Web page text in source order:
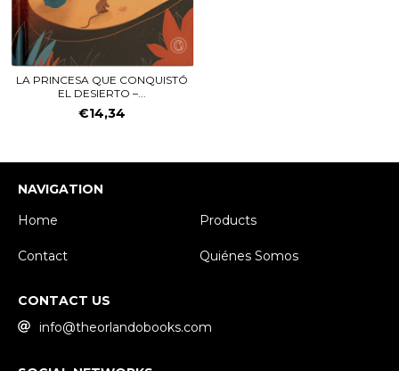
LA PRINCESA QUE CONQUISTÓ
EL DESIERTO –...
€14,34
NAVIGATION
Home
Products
Contact Quiénes Somos
CONTACT US
info@theorlandobooks.com